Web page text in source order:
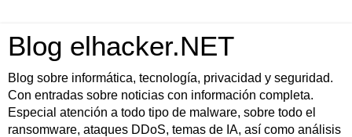
Blog elhacker.NET
Blog sobre informática, tecnología, privacidad y seguridad.
Con entradas sobre noticias con información completa.
Especial atención a todo tipo de malware, sobre todo el
ransomware, ataques DDoS, temas de IA, así como análisis